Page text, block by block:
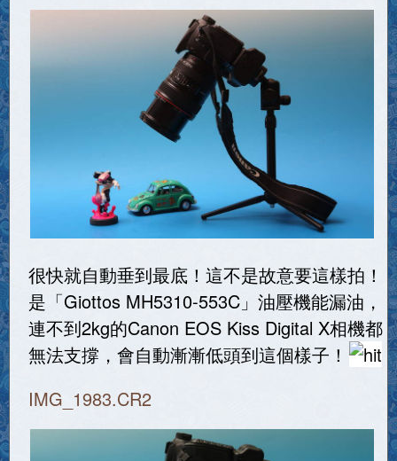
很快就自動垂到最底！這不是故意要這樣拍！
是「Giottos MH5310-553C」油壓機能漏油，
連不到2kg的Canon EOS Kiss Digital X相機都
無法支撐，會自動漸漸低頭到這個樣子！
IMG_1983.CR2